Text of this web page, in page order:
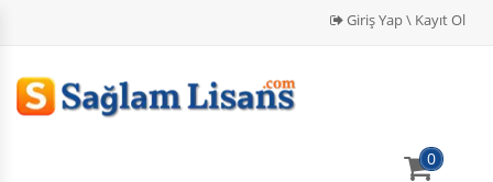
Giriş Yap \ Kayıt Ol
0